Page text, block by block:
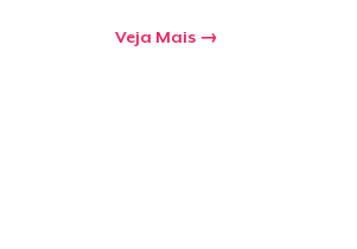
Veja Mais